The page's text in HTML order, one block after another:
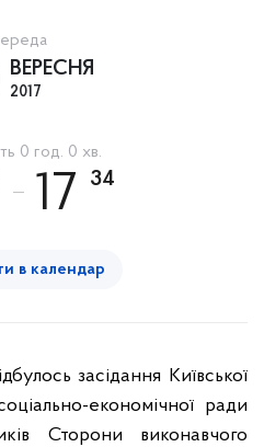
ВЕРЕСНЯ
2017
0 год. 0 хв.
17 34
в календар
засідання Київської
економічної ради
Сторони виконавчого